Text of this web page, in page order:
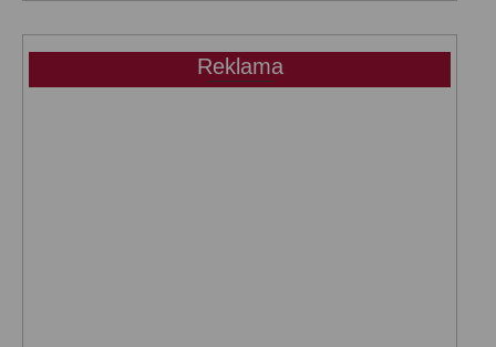
Reklama